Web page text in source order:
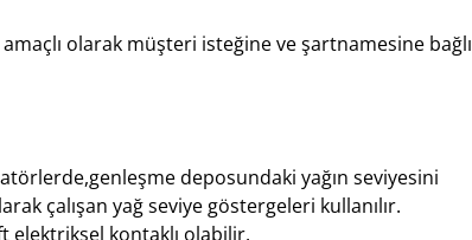
olarak müşteri isteğine ve şartnamesine bağlı
deposundaki yağın seviyesini
çalışan yağ seviye göstergeleri kullanılır.
elektriksel kontaklı olabilir.